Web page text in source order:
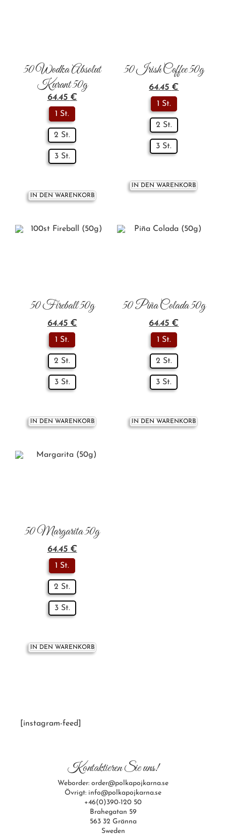
50 Wodka Absolut
Kurant 50g
64.45 €
1 St.
2 St.
3 St.
IN DEN WARENKORB
50 Irish Coffee 50g
64.45 €
1 St.
2 St.
3 St.
IN DEN WARENKORB
50 Fireball 50g
64.45 €
1 St.
2 St.
3 St.
IN DEN WARENKORB
50 Piña Colada 50g
64.45 €
1 St.
2 St.
3 St.
IN DEN WARENKORB
50 Margarita 50g
64.45 €
1 St.
2 St.
3 St.
IN DEN WARENKORB
[instagram-feed]
Kontaktieren Sie uns!
Weborder: order@polkapojkarna.se
Övrigt: info@polkapojkarna.se
+46(0)390-120 50
Brahegatan 59
563 32 Gränna
Sweden